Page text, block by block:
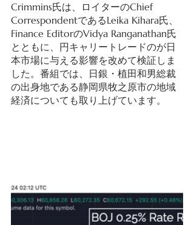
Crimmins氏は、ロイターのChief
CorrespondentであるLeika Kihara氏、
Finance EditorのVidya Ranganathan氏
とともに、円キャリートレードのが日
本市場に与える影響を改めて検証しま
した。番組では、日銀・植田和男総裁
の出身地である静岡県牧之原市の地域
経済についても取り上げています。